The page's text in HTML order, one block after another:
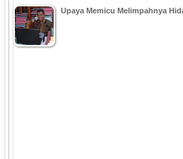
Upaya Memicu Melimpahnya